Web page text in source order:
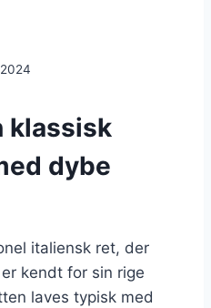
klassisk
dybe
italiensk ret, der
kendt for sin rige
laves typisk med